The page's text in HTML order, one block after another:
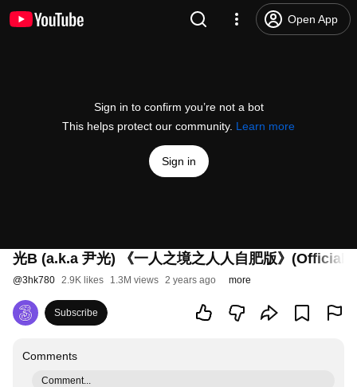
Open App
Sign in to confirm you’re not a bot
This helps protect our community. Learn more
Sign in
光B (a.k.a 尹光) 《一人之境之人人自肥版》(Official
@3hk780 2.9K likes 1.3M views 2 years ago more
Subscribe
Comments
Comment...